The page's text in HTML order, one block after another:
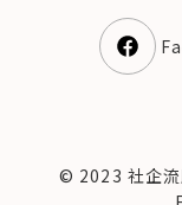
© 2023 社企